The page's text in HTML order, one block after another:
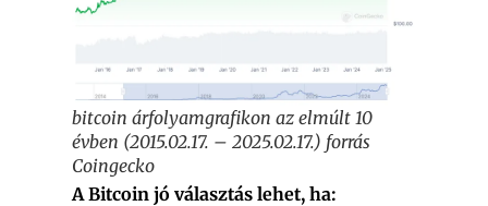
bitcoin árfolyamgrafikon az elmúlt 10
évben (2015.02.17. – 2025.02.17.) forrás
Coingecko
A Bitcoin jó választás lehet, ha: